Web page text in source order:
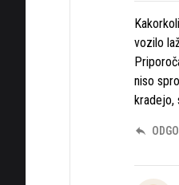
vozilo
niso
kradejo,